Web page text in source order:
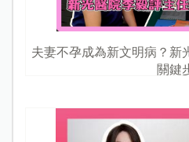
夫妻不孕成為新文明病？新
關鍵